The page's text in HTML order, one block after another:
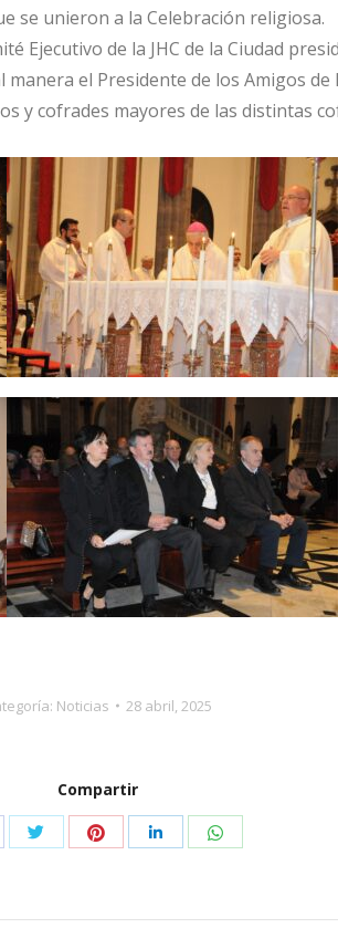
se unieron a la Celebración religiosa.
Ejecutivo de la JHC de la Ciudad
manera el Presidente de los Amigos de
y cofrades mayores de las distintas
Noticias 28 abril, 2025
Compartir
CompartirCompartirCompartirCompartir